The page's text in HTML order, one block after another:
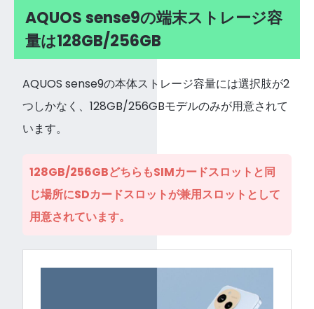
AQUOS sense9の端末ストレージ容
量は128GB/256GB
AQUOS sense9の本体ストレージ容量には選択肢が2
つしかなく、128GB/256GBモデルのみが用意されて
います。
128GB/256GBどちらもSIMカードスロットと同
じ場所にSDカードスロットが兼用スロットとして
用意されています。